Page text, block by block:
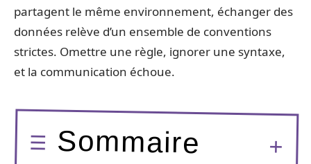
partagent le même environnement, échanger des
données relève d’un ensemble de conventions
strictes. Omettre une règle, ignorer une syntaxe,
et la communication échoue.
Sommaire